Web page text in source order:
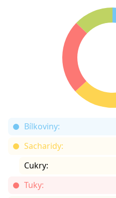
Bílkoviny:
Sacharidy:
Cukry:
Tuky: